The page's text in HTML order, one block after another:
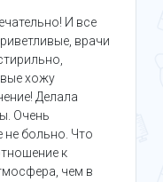
И все
врачи
хожу
Делала
Очень
не больно. Что
к
чем в